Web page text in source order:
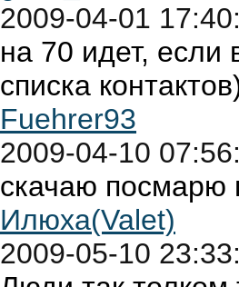
2009-04-01
на 70 идет, если
списка
Fuehrer93
2009-04-10
скачаю посмарю
Илюха(Valet)
2009-05-10